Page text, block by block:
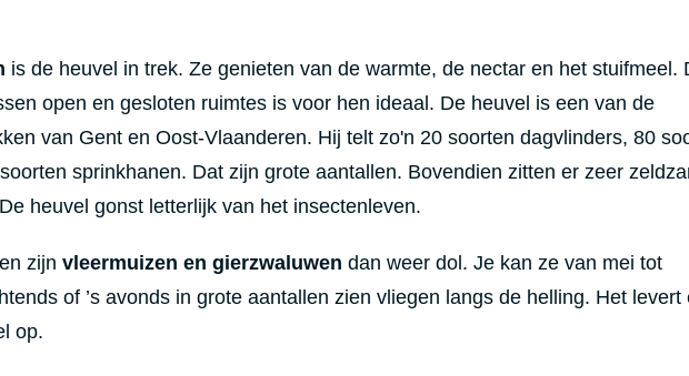
is de heuvel in trek. Ze genieten van de warmte, de nectar en het stuifmeel.
open en gesloten ruimtes is voor hen ideaal. De heuvel is een van de
van Gent en Oost-Vlaanderen. Hij telt zo'n 20 soorten dagvlinders, 80
sprinkhanen. Dat zijn grote aantallen. Bovendien zitten er zeer
heuvel gonst letterlijk van het insectenleven.
zijn vleermuizen en gierzwaluwen dan weer dol. Je kan ze van mei tot
of ’s avonds in grote aantallen zien vliegen langs de helling. Het levert
op.